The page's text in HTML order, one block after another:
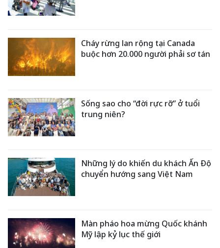
Cháy rừng lan rộng tại Canada
buộc hơn 20.000 người phải sơ tán
Sống sao cho “đời rực rỡ” ở tuổi
trung niên?
Những lý do khiến du khách Ấn Độ
chuyển hướng sang Việt Nam
Màn pháo hoa mừng Quốc khánh
Mỹ lập kỷ lục thế giới